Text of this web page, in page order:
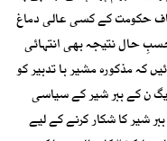
حکومت کے کسی عالی دماغ
حال نتیجہ بھی انتہائی
کہ مذکورہ مشیر با تدبیر کو
ن کے ببر شیر کے سیاسی
شیر کا شکار کرنے کے لیے